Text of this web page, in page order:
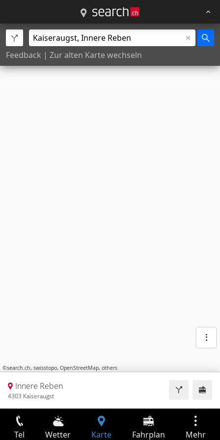
Feedback | Zur alten Karte wechseln
©search.ch, swisstopo, OpenStreetMap, others
Innere Reben
4303 Kaiseraugst
Tel Wetter Karte Fahrplan Mehr